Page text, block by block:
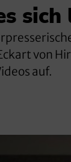
sich
von
auf.